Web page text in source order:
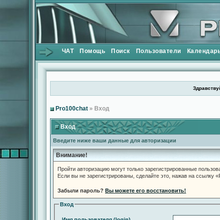
ЧАТ Помощь Поиск Пользователи
Pro100chat » Вход
Вход
Введите ниже ваши данные для авторизации
Внимание!
Пройти авторизацию могут только зарегистрированные
Если вы не зарегистрированы, сделайте это, нажав на ссылку
Забыли пароль? Вы можете его восстановить!
Вход